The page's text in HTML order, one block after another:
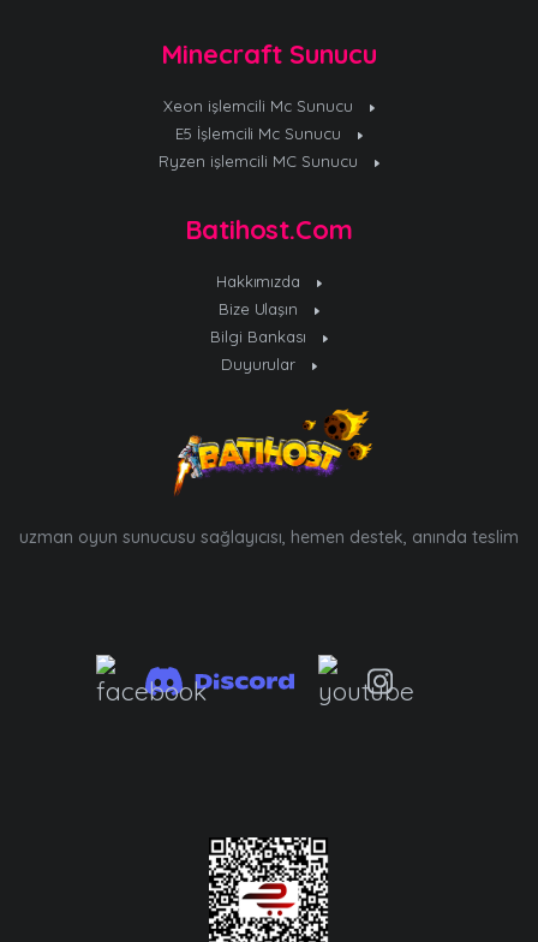
Minecraft Sunucu
Xeon işlemcili Mc Sunucu
E5 İşlemcili Mc Sunucu
Ryzen işlemcili MC Sunucu
Batihost.Com
Hakkımızda
Bize Ulaşın
Bilgi Bankası
Duyurular
uzman oyun sunucusu sağlayıcısı, hemen destek, anında teslim